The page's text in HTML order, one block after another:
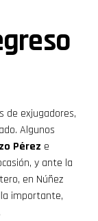
de exjugadores,
Algunos
Pérez e
y ante la
en Núñez
importante,